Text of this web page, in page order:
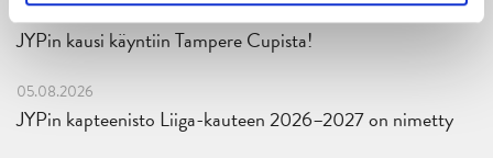
06.08.2026
JYPin kausi käyntiin Tampere Cupista!
05.08.2026
JYPin kapteenisto Liiga-kauteen 2026–2027 on nimetty